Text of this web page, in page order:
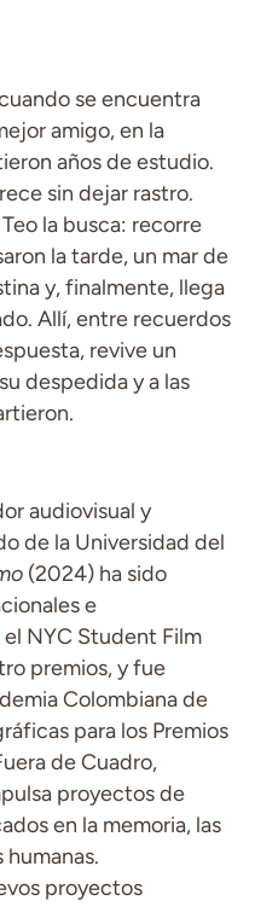
se encuentra
amigo, en la
años de estudio.
sin dejar rastro.
la busca: recorre
la tarde, un mar de
y, finalmente, llega
Allí, entre recuerdos
revive un
despedida y a las
audiovisual y
de la Universidad del
(2024) ha sido
e
NYC Student Film
premios, y fue
Colombiana de
para los Premios
de Cuadro,
proyectos de
en la memoria, las
proyectos